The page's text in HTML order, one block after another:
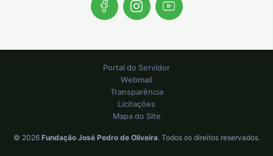
Portal do Servidor
Webmail
Transparência
Licitações
Mapa do Site
© 2026 Fundação José Pedro de Oliveira. Todos os direitos reservados.